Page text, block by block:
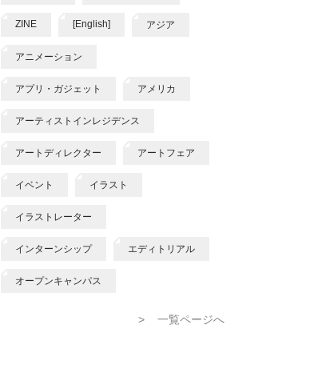
ZINE [English] アジア
アニメーション
アプリ・ガジェット アメリカ
アーティストインレジデンス
アートディレクター アートフェア
イベント イラスト
イラストレーター
インターンシップ エディトリアル
オープンキャンパス
> 一覧ページへ